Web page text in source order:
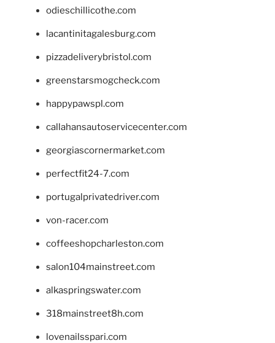
odieschillicothe.com
lacantinitagalesburg.com
pizzadeliverybristol.com
greenstarsmogcheck.com
happypawspl.com
callahansautoservicecenter.com
georgiascornermarket.com
perfectfit24-7.com
portugalprivatedriver.com
von-racer.com
coffeeshopcharleston.com
salon104mainstreet.com
alkaspringswater.com
318mainstreet8h.com
lovenailsspari.com